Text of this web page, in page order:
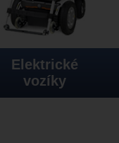
Elektrické
vozíky